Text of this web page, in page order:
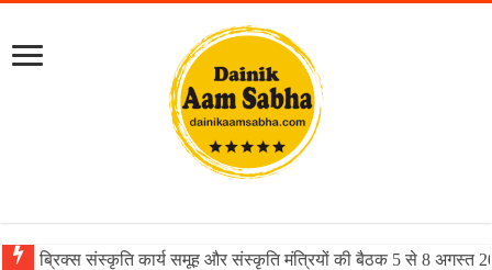
ब्रिक्स संस्कृति कार्य समूह और संस्कृति मंत्रियों की बैठक 5 से 8 अगस्त